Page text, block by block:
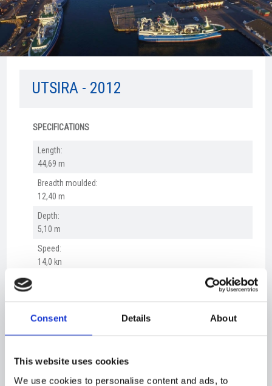
Consent Details About
This website uses cookies
We use cookies to personalise content and ads, to
UTSIRA - 2012
SPECIFICATIONS
Length:
44,69 m
Breadth moulded:
12,40 m
Depth:
5,10 m
Speed:
14,0 kn
BESKRIVELSE:
NEWS​
Pressemeddelelse - Orlogskibe Danmark - Kontrakt med
Søværnet